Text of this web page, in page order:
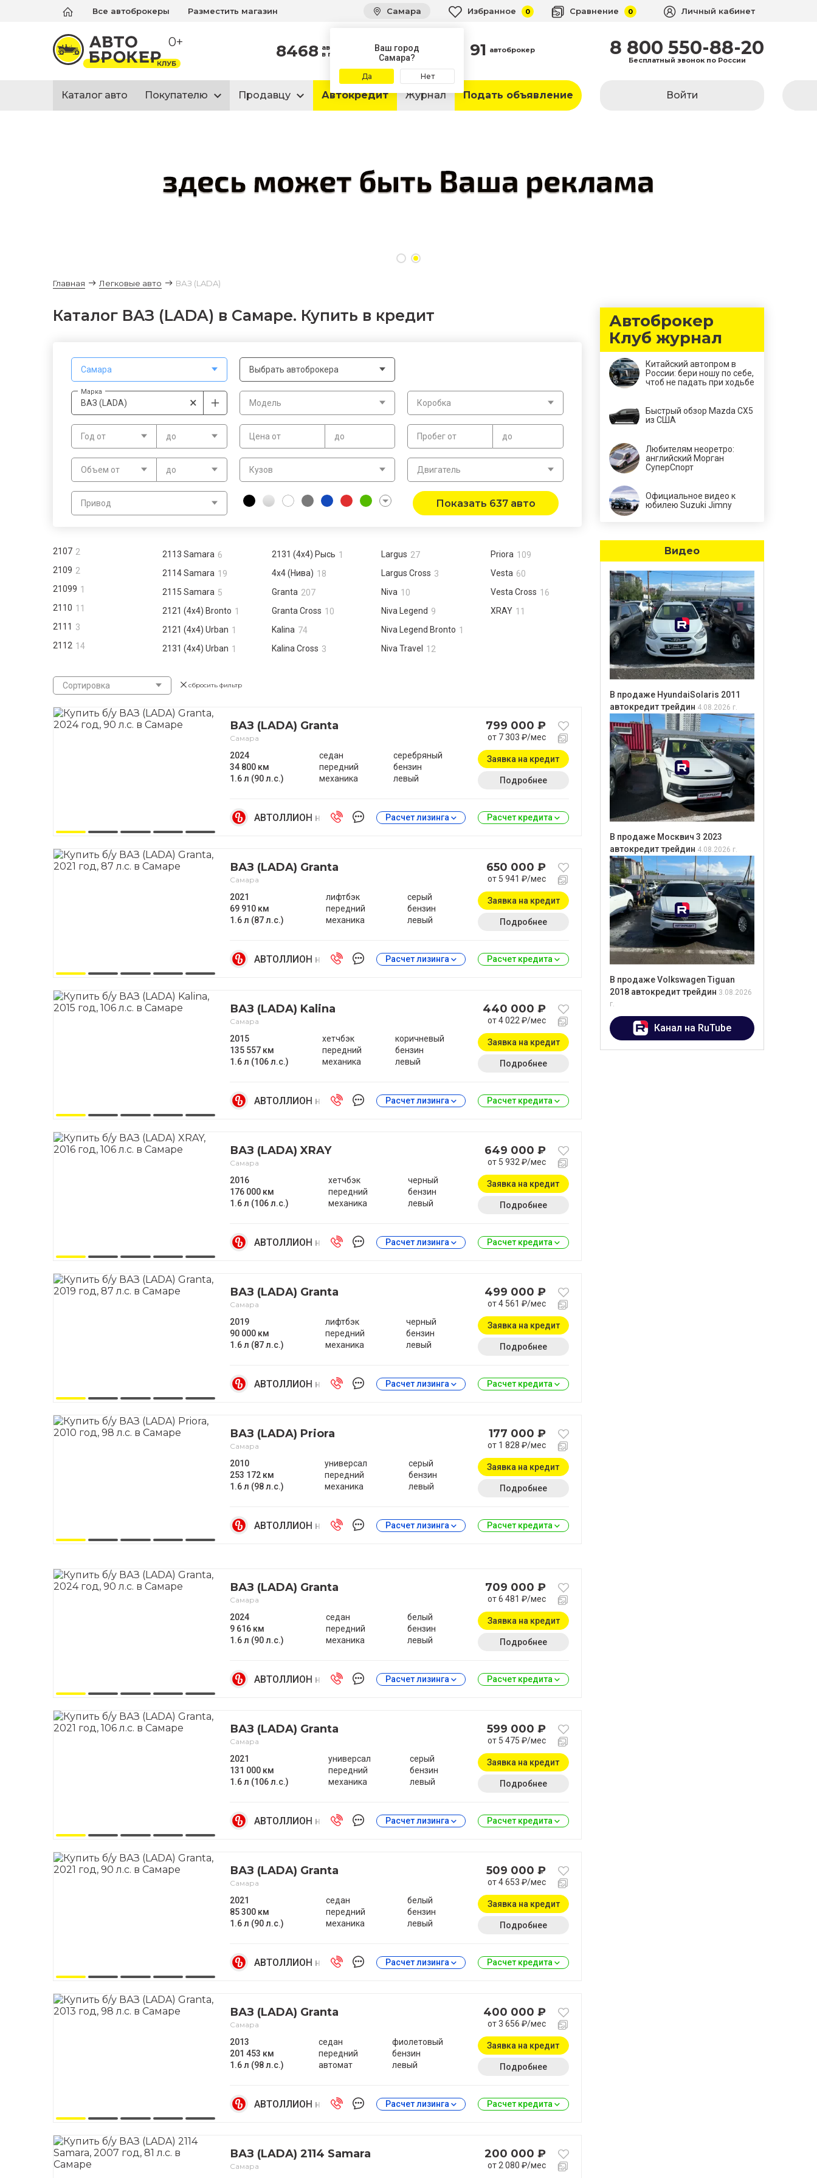
Все автоброкеры Разместить магазин Самара
Ваш город
Самара?
Да Нет
Избранное 0 Сравнение 0 Личный кабинет
0+ 8468 автомобилей
в продаже 91 автоброкер 8 800 550-88-20
Бесплатный звонок по России
Каталог авто Покупателю Продавцу Автокредит Журнал Подать объявление Войти
Главная Легковые авто ВАЗ (LADA)
Каталог ВАЗ (LADA) в Самаре. Купить в кредит
Самара Выбрать автоброкера
Марка
×
ВАЗ (LADA) Модель Коробка
Год от до Цена от до Пробег от до
Объем от до Кузов Двигатель
Привод Показать 637 авто
2107 2
2109 2
21099 1
2110 11
2111 3
2112 14
2113 Samara 6
2114 Samara 19
2115 Samara 5
2121 (4x4) Bronto 1
2121 (4x4) Urban 1
2131 (4x4) Urban 1
2131 (4x4) Рысь 1
4x4 (Нива) 18
Granta 207
Granta Cross 10
Kalina 74
Kalina Cross 3
Largus 27
Largus Cross 3
Niva 10
Niva Legend 9
Niva Legend Bronto 1
Niva Travel
12
Priora 109
Vesta 60
Vesta Cross 16
XRAY 11
Сортировка сбросить фильтр
ВАЗ (LADA) Granta
Самара
799 000 ₽
от 7 303 ₽/мес
2024
34 800 км
1.6 л (90 л.с.)
седан
передний
механика
серебряный
бензин
левый
Заявка на кредит
Подробнее
АВТОЛЛИОН на Антонова-Овсеенко
Расчет лизинга Расчет кредита
ВАЗ (LADA) Granta
Самара
650 000 ₽
от 5 941 ₽/мес
2021
69 910 км
1.6 л (87 л.с.)
лифтбэк
передний
механика
серый
бензин
левый
Заявка на кредит
Подробнее
АВТОЛЛИОН на Антонова-Овсеенко
Расчет лизинга Расчет кредита
ВАЗ (LADA) Kalina
Самара
440 000 ₽
от 4 022 ₽/мес
2015
135 557 км
1.6 л (106 л.с.)
хетчбэк
передний
механика
коричневый
бензин
левый
Заявка на кредит
Подробнее
АВТОЛЛИОН на Антонова-Овсеенко
Расчет лизинга Расчет кредита
ВАЗ (LADA) XRAY
Самара
649 000 ₽
от 5 932 ₽/мес
2016
176 000 км
1.6 л (106 л.с.)
хетчбэк
передний
механика
черный
бензин
левый
Заявка на кредит
Подробнее
АВТОЛЛИОН на Антонова-Овсеенко
Расчет лизинга Расчет кредита
ВАЗ (LADA) Granta
Самара
499 000 ₽
от 4 561 ₽/мес
2019
90 000 км
1.6 л (87 л.с.)
лифтбэк
передний
механика
черный
бензин
левый
Заявка на кредит
Подробнее
АВТОЛЛИОН на Антонова-Овсеенко
Расчет лизинга Расчет кредита
ВАЗ (LADA) Priora
Самара
177 000 ₽
от 1 828 ₽/мес
2010
253 172 км
1.6 л (98 л.с.)
универсал
передний
механика
серый
бензин
левый
Заявка на кредит
Подробнее
АВТОЛЛИОН на Антонова-Овсеенко
Расчет лизинга Расчет кредита
ВАЗ (LADA) Granta
Самара
709 000 ₽
от 6 481 ₽/мес
2024
9 616 км
1.6 л (90 л.с.)
седан
передний
механика
белый
бензин
левый
Заявка на кредит
Подробнее
АВТОЛЛИОН на Антонова-Овсеенко
Расчет лизинга Расчет кредита
ВАЗ (LADA) Granta
Самара
599 000 ₽
от 5 475 ₽/мес
2021
131 000 км
1.6 л (106 л.с.)
универсал
передний
механика
серый
бензин
левый
Заявка на кредит
Подробнее
АВТОЛЛИОН на Антонова-Овсеенко
Расчет лизинга Расчет кредита
ВАЗ (LADA) Granta
Самара
509 000 ₽
от 4 653 ₽/мес
2021
85 300 км
1.6 л (90 л.с.)
седан
передний
механика
белый
бензин
левый
Заявка на кредит
Подробнее
АВТОЛЛИОН на Антонова-Овсеенко
Расчет лизинга Расчет кредита
ВАЗ (LADA) Granta
Самара
400 000 ₽
от 3 656 ₽/мес
2013
201 453 км
1.6 л (98 л.с.)
седан
передний
автомат
фиолетовый
бензин
левый
Заявка на кредит
Подробнее
АВТОЛЛИОН на Антонова-Овсеенко
Расчет лизинга Расчет кредита
ВАЗ (LADA) 2114 Samara
Самара
200 000 ₽
от 2 080 ₽/мес
Автоброкер
Клуб журнал
Китайский автопром в
России: бери ношу по себе,
чтоб не падать при ходьбе
Быстрый обзор Mazda CX5
из США
Любителям неоретро:
английский Морган
СуперСпорт
Официальное видео к
юбилею Suzuki Jimny
Видео
В продаже HyundaiSolaris 2011
автокредит трейдин 4.08.2026 г.
В продаже Москвич 3 2023
автокредит трейдин 4.08.2026 г.
В продаже Volkswagen Tiguan
2018 автокредит трейдин 3.08.2026
г.
Канал на RuTube